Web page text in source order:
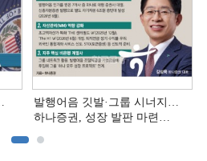
발행어음 깃발·그룹 시너지…
하나증권, 성장 발판 마련
증권사 (3)]